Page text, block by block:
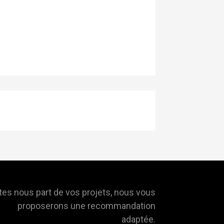
nous part de vos projets, nous vous
proposerons une recommandation
adaptée.